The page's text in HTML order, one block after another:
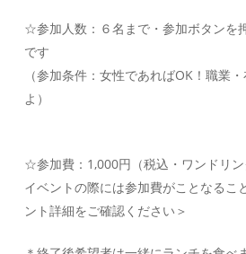
☆参加人数：６名まで・参加ボタンを
です
（参加条件：女性であればOK！職業
よ）
☆参加費：1,000円（税込・ワンドリ
イベントの際には参加費がことなるこ
ント詳細をご確認ください＞